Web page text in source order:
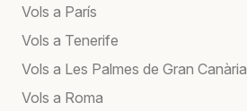
Vols a París
Vols a Tenerife
Vols a Les Palmes de Gran Canària
Vols a Roma